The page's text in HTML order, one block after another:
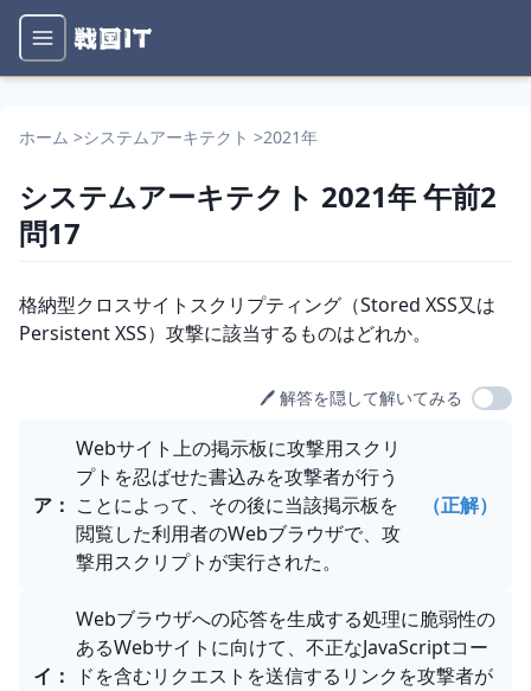
ホーム >システムアーキテクト >2021年
システムアーキテクト 2021年午前2
問17
問題文
格納型クロスサイトスクリプティング（Stored XSS又は
Persistent XSS）攻撃に該当するものはどれか。
🖊️ 解答を隠して解いてみる
選択肢
ア ：
Webサイト上の掲示板に攻撃用スクリ
プトを忍ばせた書込みを攻撃者が行う
ことによって、その後に当該掲示板を
閲覧した利用者のWebブラウザで、攻
撃用スクリプトが実行された。
（正解）
イ ：
Webブラウザへの応答を生成する処理に脆弱性の
あるWebサイトに向けて、不正なJavaScriptコー
ドを含むリクエストを送信するリンクを攻撃者が